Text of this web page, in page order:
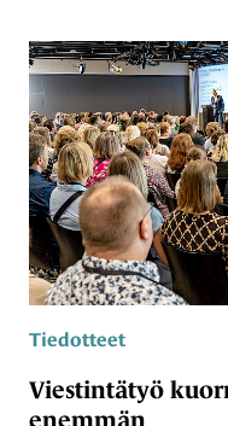
Tiedotteet
Viestintätyö
enemmän